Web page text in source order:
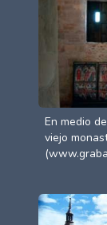
En medio
viejo